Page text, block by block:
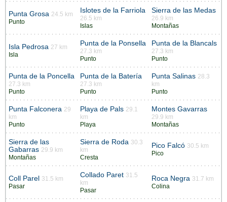
Punta Grosa 24.5 km
Punto
Islotes de la Farriola
26.5 km
Islas
Sierra de las Medas
26.9 km
Montañas
Isla Pedrosa 27 km
Isla
Punta de la Ponsella
27.3 km
Punto
Punta de la Blancals
27.3 km
Punto
Punta de la Poncella
27.3 km
Punto
Punta de la Batería
27.3 km
Punto
Punta Salinas 28.3
km
Punto
Punta Falconera 29
km
Punto
Playa de Pals 29.1
km
Playa
Montes Gavarras
29.9 km
Montañas
Sierra de las
Gabarras 29.9 km
Montañas
Sierra de Roda 30.3
km
Cresta
Pico Falcó 30.5 km
Pico
Coll Parel
31.5 km
Pasar
Collado Paret 31.5
km
Pasar
Roca Negra 31.7 km
Colina